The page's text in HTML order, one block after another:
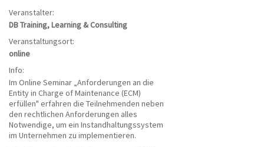
Veranstalter:
DB Training, Learning & Consulting
Veranstaltungsort:
online
Info:
Im Online Seminar „Anforderungen an die
Entity in Charge of Maintenance (ECM)
erfüllen" erfahren die Teilnehmenden neben
den rechtlichen Anforderungen alles
Notwendige, um ein Instandhaltungssystem
im Unternehmen zu implementieren.